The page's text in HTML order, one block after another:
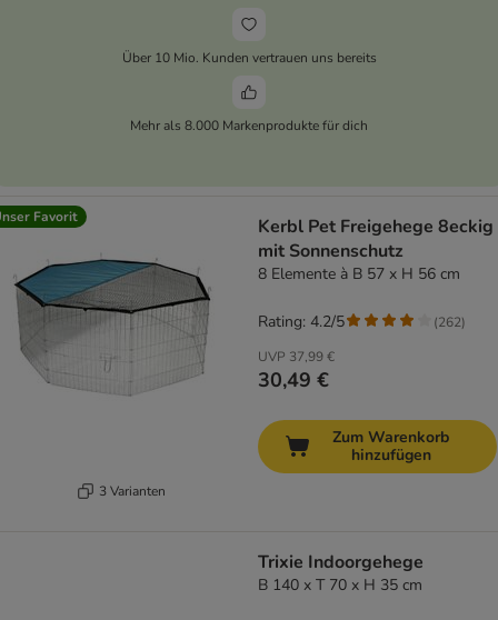
Über 10 Mio. Kunden vertrauen uns bereits
Mehr als 8.000 Markenprodukte für dich
Favorit
3 Varianten
Kerbl Pet Freigehege 8eckig
mit Sonnenschutz
8 Elemente à B 57 x H 56 cm
UVP 37,99 €
30,49 €
Rating: 4.2/5 (262)
Zum Warenkorb
hinzufügen
Trixie Indoorgehege
B 140 x T 70 x H 35 cm